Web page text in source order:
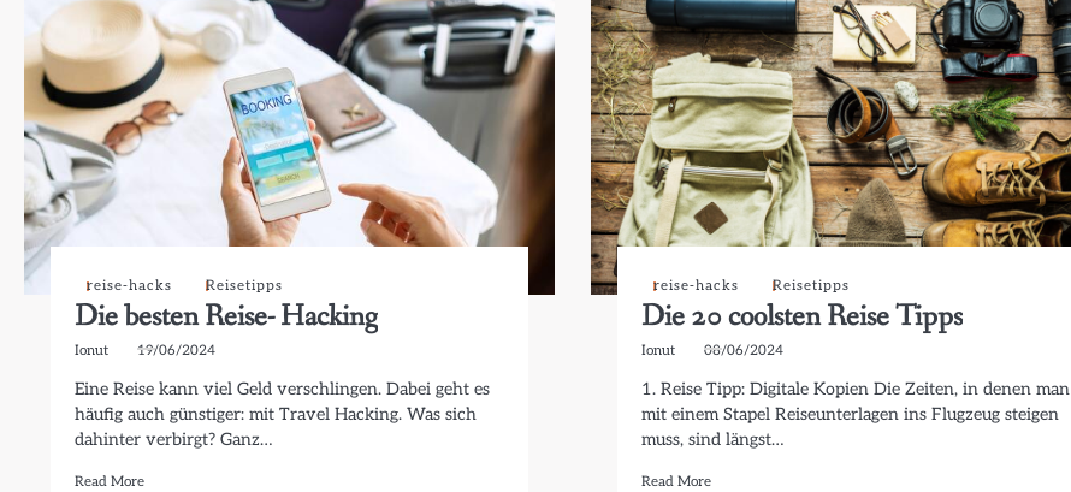
reise-hacks Reisetipps
Die besten Reise- Hacking
Ionut 19/06/2024
Eine Reise kann viel Geld verschlingen. Dabei geht es
häufig auch günstiger: mit Travel Hacking. Was sich
dahinter verbirgt? Ganz…
Read More
reise-hacks Reisetipps
Die 20 coolsten Reise Tipps
Ionut 08/06/2024
1. Reise Tipp: Digitale Kopien Die Zeiten, in denen man
mit einem Stapel Reiseunterlagen ins Flugzeug steigen
muss, sind längst…
Read More